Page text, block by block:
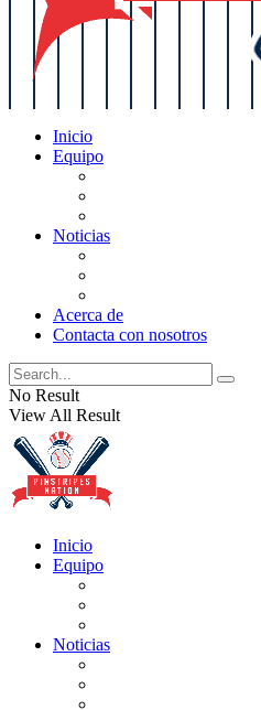
Inicio
Equipo
Noticias
Acerca de
Contacta con nosotros
No Result
View All Result
Inicio
Equipo
Noticias